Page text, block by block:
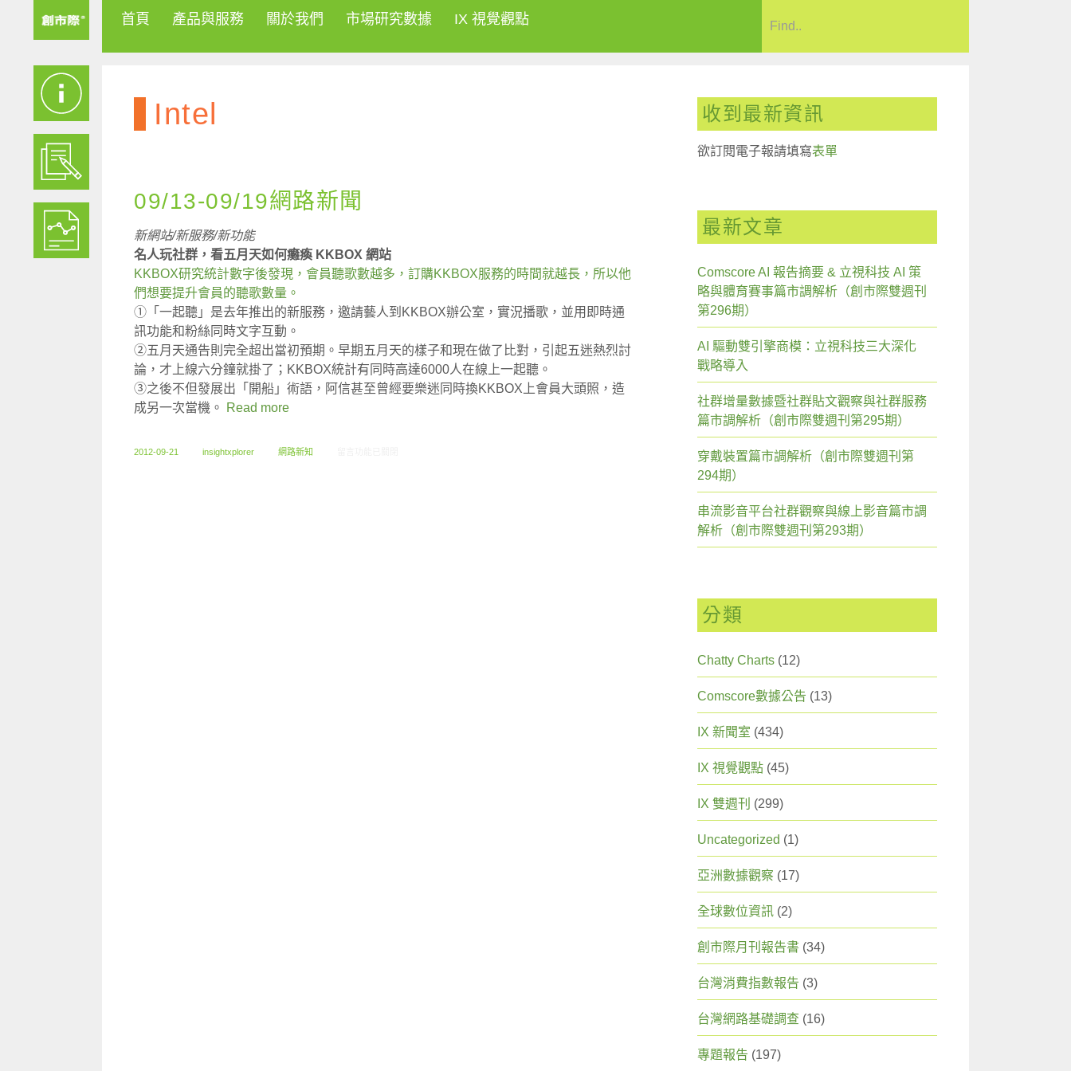
首頁 產品與服務 關於我們 市場研究數據 IX 視覺觀點
Intel
09/13-09/19網路新聞
新網站/新服務/新功能
名人玩社群，看五月天如何癱瘓 KKBOX 網站
KKBOX研究統計數字後發現，會員聽歌數越多，訂購KKBOX服務的時間就越長，所以他
們想要提升會員的聽歌數量。
①「一起聽」是去年推出的新服務，邀請藝人到KKBOX辦公室，實況播歌，並用即時通
訊功能和粉絲同時文字互動。
②五月天通告則完全超出當初預期。早期五月天的樣子和現在做了比對，引起五迷熱烈討
論，才上線六分鐘就掛了；KKBOX統計有同時高達6000人在線上一起聽。
③之後不但發展出「開船」術語，阿信甚至曾經要樂迷同時換KKBOX上會員大頭照，造
成另一次當機。
Read more
2012-09-21 insightxplorer 網路新知
收到最新資訊
欲訂閱電子報請填寫表單
最新文章
Comscore AI 報告摘要 & 立視科技 AI 策
略與體育賽事篇市調解析（創市際雙週刊
第296期）
AI 驅動雙引擎商模：立視科技三大深化
戰略導入
社群增量數據暨社群貼文觀察與社群服務
篇市調解析（創市際雙週刊第295期）
穿戴裝置篇市調解析（創市際雙週刊第
294期）
串流影音平台社群觀察與線上影音篇市調
解析（創市際雙週刊第293期）
分類
Chatty Charts (12)
Comscore數據公告 (13)
IX 新聞室 (434)
IX 視覺觀點 (45)
IX 雙週刊 (299)
Uncategorized (1)
亞洲數據觀察 (17)
全球數位資訊 (2)
創市際月刊報告書 (34)
台灣消費指數報告 (3)
台灣網路基礎調查 (16)
專題報告 (197)